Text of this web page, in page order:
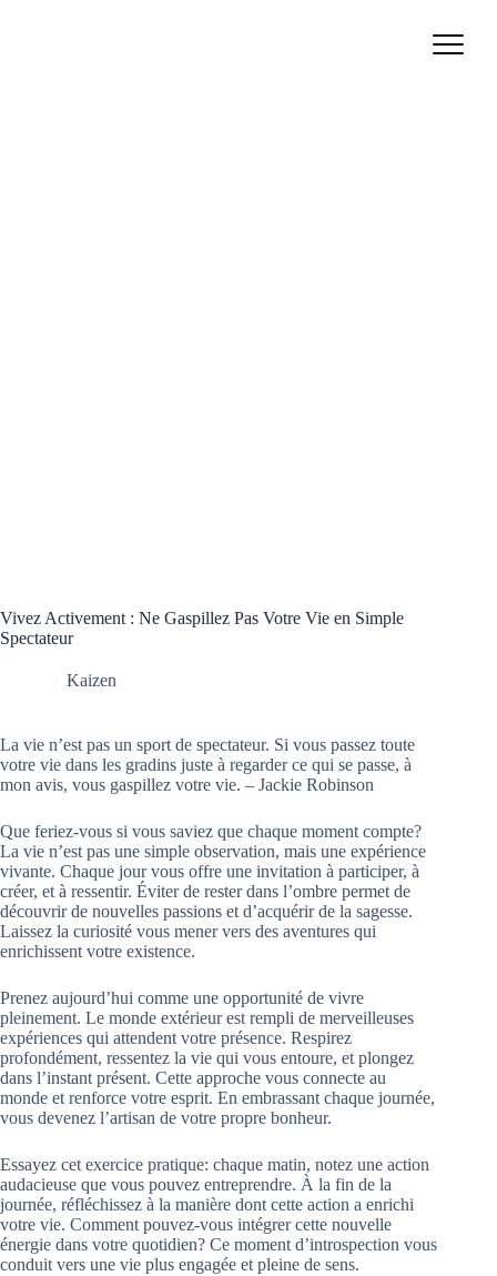
Vivez Activement : Ne Gaspillez Pas Votre Vie en Simple
Spectateur
Kaizen
La vie n’est pas un sport de spectateur. Si vous passez toute
votre vie dans les gradins juste à regarder ce qui se passe, à
mon avis, vous gaspillez votre vie. – Jackie Robinson
Que feriez-vous si vous saviez que chaque moment compte?
La vie n’est pas une simple observation, mais une expérience
vivante. Chaque jour vous offre une invitation à participer, à
créer, et à ressentir. Éviter de rester dans l’ombre permet de
découvrir de nouvelles passions et d’acquérir de la sagesse.
Laissez la curiosité vous mener vers des aventures qui
enrichissent votre existence.
Prenez aujourd’hui comme une opportunité de vivre
pleinement. Le monde extérieur est rempli de merveilleuses
expériences qui attendent votre présence. Respirez
profondément, ressentez la vie qui vous entoure, et plongez
dans l’instant présent. Cette approche vous connecte au
monde et renforce votre esprit. En embrassant chaque journée,
vous devenez l’artisan de votre propre bonheur.
Essayez cet exercice pratique: chaque matin, notez une action
audacieuse que vous pouvez entreprendre. À la fin de la
journée, réfléchissez à la manière dont cette action a enrichi
votre vie. Comment pouvez-vous intégrer cette nouvelle
énergie dans votre quotidien? Ce moment d’introspection vous
conduit vers une vie plus engagée et pleine de sens.